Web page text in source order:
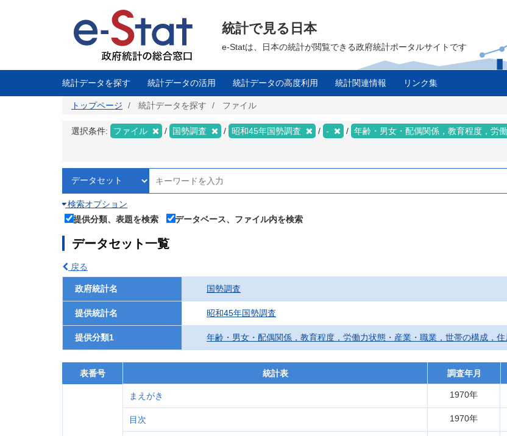
に
統計で見る日本
e-Statは、日本の統計が閲覧できる政府統計ポータルサイトです
統計データを探す 統計データの活用 統計データの高度利用 統計関連情報 リンク集
トップページ 統計データを探す ファイル
選択条件: ファイル 国勢調査 昭和45年国勢調査 - 年齢・男女・配偶関係，教育程度，労
検索オプション
提供分類、表題を検索
データベース、ファイル内を検索
データセット一覧
戻る
政府統計名 国勢調査
提供統計名 昭和45年国勢調査
提供分類1 年齢・男女・配偶関係，教育程度，労働力状態・産業・職業，世帯の構成，
表番号 統計表 調査年月
まえがき 1970年
目次 1970年